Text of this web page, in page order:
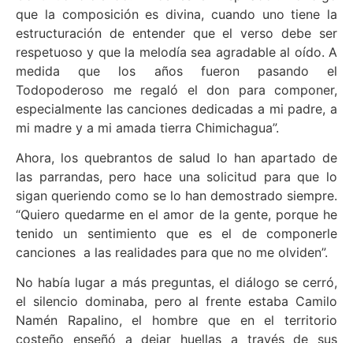
que la composición es divina, cuando uno tiene la
estructuración de entender que el verso debe ser
respetuoso y que la melodía sea agradable al oído. A
medida que los años fueron pasando el
Todopoderoso me regaló el don para componer,
especialmente las canciones dedicadas a mi padre, a
mi madre y a mi amada tierra Chimichagua”.
Ahora, los quebrantos de salud lo han apartado de
las parrandas, pero hace una solicitud para que lo
sigan queriendo como se lo han demostrado siempre.
“Quiero quedarme en el amor de la gente, porque he
tenido un sentimiento que es el de componerle
canciones a las realidades para que no me olviden”.
No había lugar a más preguntas, el diálogo se cerró,
el silencio dominaba, pero al frente estaba Camilo
Namén Rapalino, el hombre que en el territorio
costeño enseñó a dejar huellas a través de sus